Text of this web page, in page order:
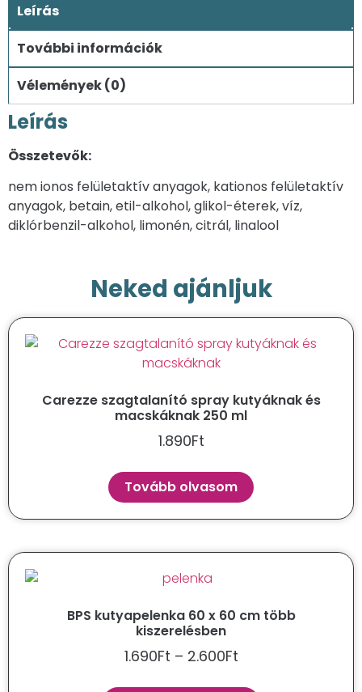
Leírás
További információk
Vélemények (0)
Leírás
Összetevők:
nem ionos felületaktív anyagok, kationos felületaktív
anyagok, betain, etil-alkohol, glikol-éterek, víz,
diklórbenzil-alkohol, limonén, citrál, linalool
Neked ajánljuk
Carezze szagtalanító spray kutyáknak és
macskáknak 250 ml
1.890Ft
Tovább olvasom
BPS kutyapelenka 60 x 60 cm több
kiszerelésben
1.690Ft – 2.600Ft